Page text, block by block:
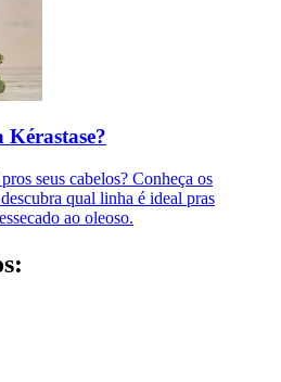
seus cabelos? Conheça os
qual linha é ideal pras
ao oleoso.